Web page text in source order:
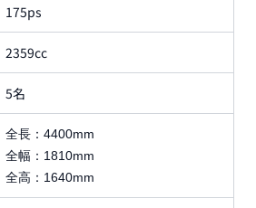
175ps
2359cc
5名
全長： 4400mm
全幅： 1810mm
全高： 1640mm